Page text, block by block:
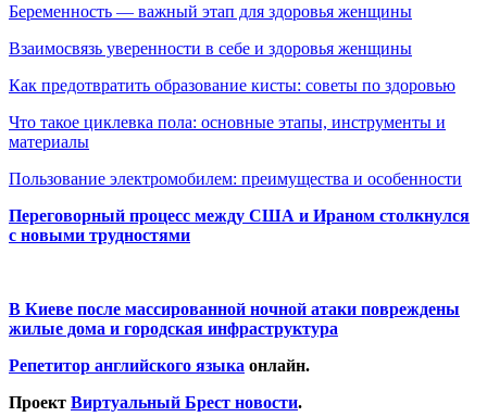
Беременность — важный этап для здоровья женщины
Взаимосвязь уверенности в себе и здоровья женщины
Как предотвратить образование кисты: советы по здоровью
Что такое циклевка пола: основные этапы, инструменты и
материалы
Пользование электромобилем: преимущества и особенности
Переговорный процесс между США и Ираном столкнулся
с новыми трудностями
В Киеве после массированной ночной атаки повреждены
жилые дома и городская инфраструктура
Репетитор английского языка онлайн.
Проект Виртуальный Брест новости.